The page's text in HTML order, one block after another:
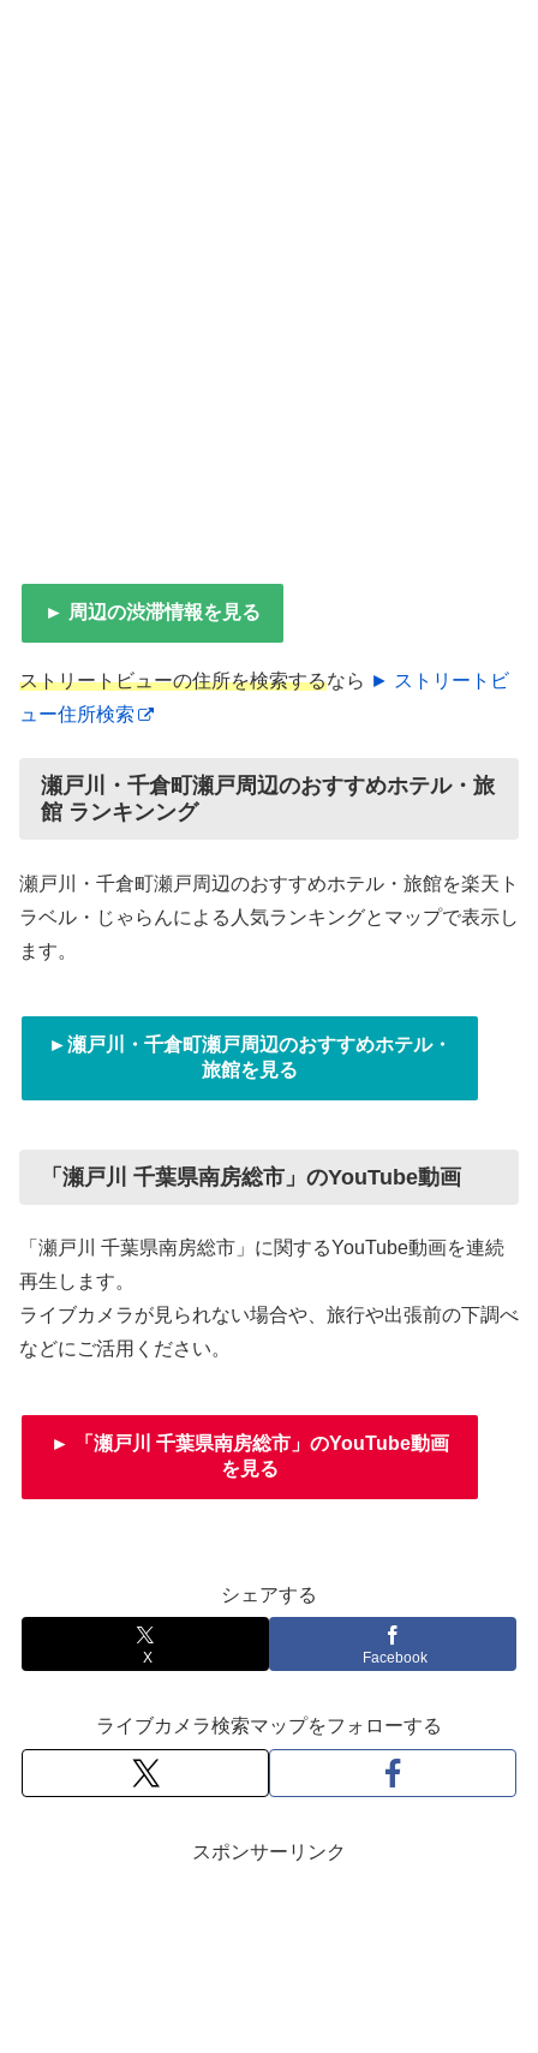
► 周辺の渋滞情報を見る
ストリートビューの住所を検索するなら ► ストリートビ
ュー住所検索
瀬戸川・千倉町瀬戸周辺のおすすめホテル・旅
館 ランキンング
瀬戸川・千倉町瀬戸周辺のおすすめホテル・旅館を楽天ト
ラベル・じゃらんによる人気ランキングとマップで表示し
ます。
►瀬戸川・千倉町瀬戸周辺のおすすめホテル・
旅館を見る
「瀬戸川 千葉県南房総市」のYouTube動画
「瀬戸川 千葉県南房総市」に関するYouTube動画を連続
再生します。
ライブカメラが見られない場合や、旅行や出張前の下調べ
などにご活用ください。
► 「瀬戸川 千葉県南房総市」のYouTube動画
を見る
シェアする
X Facebook
ライブカメラ検索マップをフォローする
スポンサーリンク